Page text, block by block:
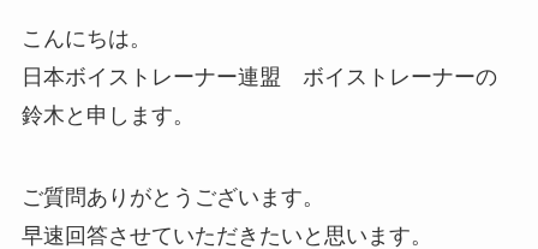
こんにちは。
日本ボイストレーナー連盟 ボイストレーナーの
鈴木と申します。
ご質問ありがとうございます。
早速回答させていただきたいと思います。